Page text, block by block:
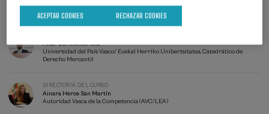
Plazo de matricula finalizado
Director/a
Aitor Zurimendi Isla
Universidad del País Vasco/ Euskal Herriko Unibertsitatea, Catedrático de
Derecho Mercantil
DIRECTOR/A DEL CURSO
Ainara Herce San Martín
Autoridad Vasca de la Competencia (AVC/LEA)
RECHAZAR COOKIES
ACEPTAR COOKIES